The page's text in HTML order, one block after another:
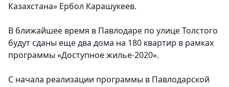
Казахстана» Ербол Карашукеев.
В ближайшее время в Павлодаре по улице Толстого
будут сданы еще два дома на 180 квартир в рамках
программы «Доступное жилье-2020».
С начала реализации программы в Павлодарской